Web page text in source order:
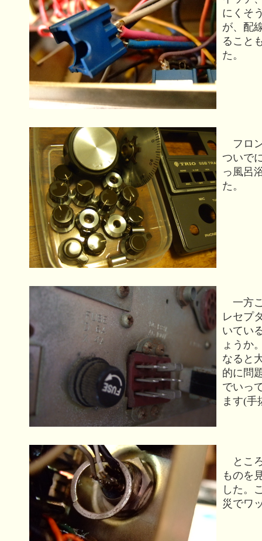
にくそ
が、配
ること
た。
フロ
ついで
っ風呂
た。
一方
レセプ
いてい
ょうか
なると
的に問
でいっ
ます(手
とこ
ものを
した。
災でワ